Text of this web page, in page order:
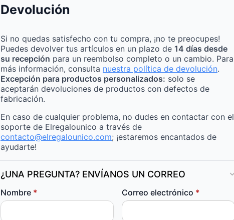
Devolución
Si no quedas satisfecho con tu compra, ¡no te preocupes!
Puedes devolver tus artículos en un plazo de 14 días desde
su recepción para un reembolso completo o un cambio. Para
más información, consulta nuestra política de devolución.
Excepción para productos personalizados: solo se
aceptarán devoluciones de productos con defectos de
fabricación.
En caso de cualquier problema, no dudes en contactar con el
soporte de Elregalounico a través de
contacto@elregalounico.com; ¡estaremos encantados de
ayudarte!
¿UNA PREGUNTA? ENVÍANOS UN CORREO
Nombre * Correo electrónico *